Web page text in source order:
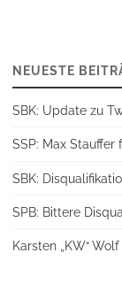
NEUESTE
SBK: Update zu
SSP: Max Stauffer
SBK:
SPB: Bittere
Karsten „KW“